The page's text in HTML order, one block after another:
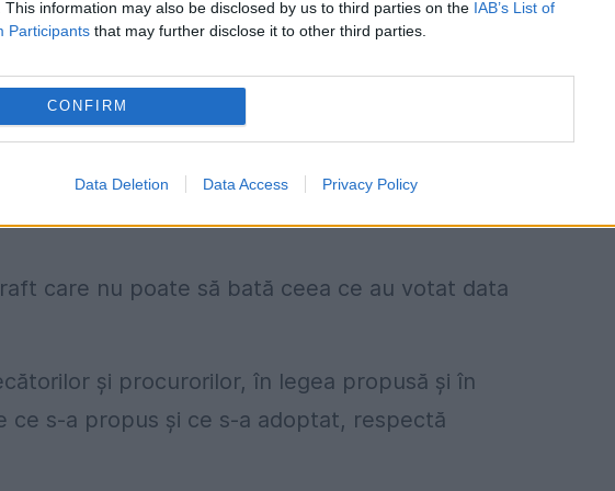
This information may also be disclosed by us to third parties on the IAB’s List of
Participants that may further disclose it to other third parties.
CONFIRM
Data Deletion Data Access Privacy Policy
spune deputatul, după cum arată
fond, Comisia se contrazice.
europene privind independenţa
document oficial, nu un draft, ce aveţi
care nu poate să bată ceea ce au votat data
şi procurorilor, în legea propusă şi în
s-a propus şi ce s-a adoptat, respectă